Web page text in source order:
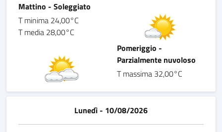
Mattino - Soleggiato
T minima 24,00°C
T media 28,00°C
Pomeriggio -
Parzialmente nuvoloso
T massima 32,00°C
Lunedì - 10/08/2026